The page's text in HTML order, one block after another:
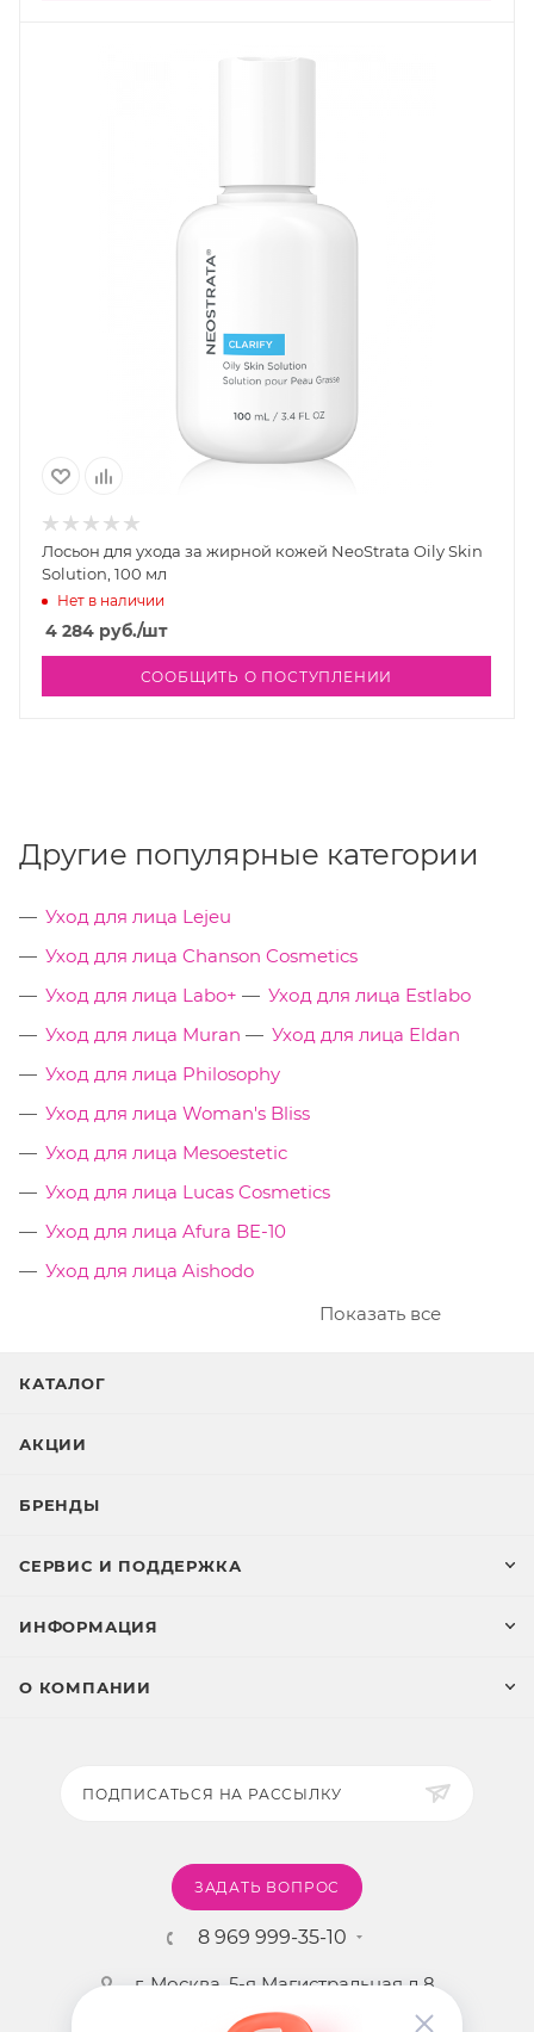
Лосьон для ухода за жирной кожей NeoStrata Oily Skin
Solution, 100 мл
Нет в наличии
4 284 руб./шт
СООБЩИТЬ О ПОСТУПЛЕНИИ
Другие популярные категории
Уход для лица Lejeu
Уход для лица Chanson Cosmetics
Уход для лица Labo+
Уход для лица Estlabo
Уход для лица Muran
Уход для лица Eldan
Уход для лица Philosophy
Уход для лица Woman's Bliss
Уход для лица Mesoestetic
Уход для лица Lucas Cosmetics
Уход для лица Afura BE-10
Уход для лица Aishodo
Показать все
КАТАЛОГ
АКЦИИ
БРЕНДЫ
СЕРВИС И ПОДДЕРЖКА
ИНФОРМАЦИЯ
О КОМПАНИИ
ПОДПИСАТЬСЯ НА РАССЫЛКУ
ЗАДАТЬ ВОПРОС
8 969 999-35-10
г. Москва, 5-я Магистральная д.8